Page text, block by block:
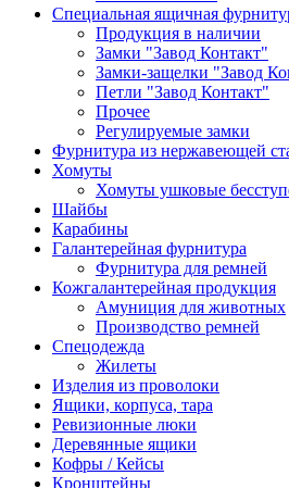
Специальная ящичная
Продукция в наличии
Замки "Завод Контакт"
Замки-защелки "Завод
Петли "Завод Контакт"
Прочее
Регулируемые замки
Фурнитура из нержавеющей
Хомуты
Хомуты ушковые
Шайбы
Карабины
Галантерейная фурнитура
Фурнитура для ремней
Кожгалантерейная продукция
Амуниция для животных
Производство ремней
Спецодежда
Жилеты
Изделия из проволоки
Ящики, корпуса, тара
Ревизионные люки
Деревянные ящики
Кофры / Кейсы
Кронштейны